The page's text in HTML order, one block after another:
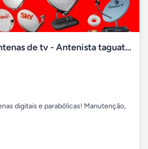
Antenista DF antenas de tv - Antenista taguatinga
digitais e parabólicas! Manutenção,